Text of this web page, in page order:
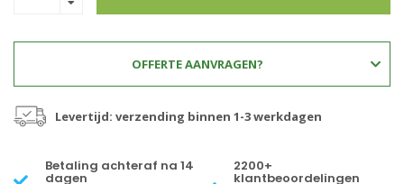
OFFERTE AANVRAGEN?
Levertijd: verzending binnen 1-3 werkdagen
Betaling achteraf na 14
dagen
2200+
klantbeoordelingen